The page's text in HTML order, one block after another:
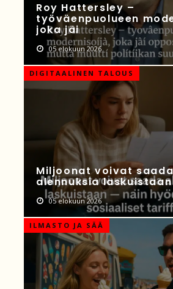
Roy Hattersley –
työväenpuolueen
joka jäi
05 elokuun 2026
DIGITAALINEN TALOUS
Miljoonat voivat
alennuksia
05 elokuun 2026
ILMASTO JA SÄÄ